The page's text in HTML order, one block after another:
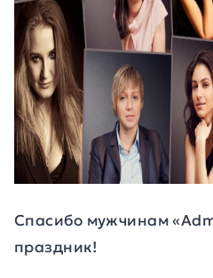
Спасибо мужчинам
праздник!